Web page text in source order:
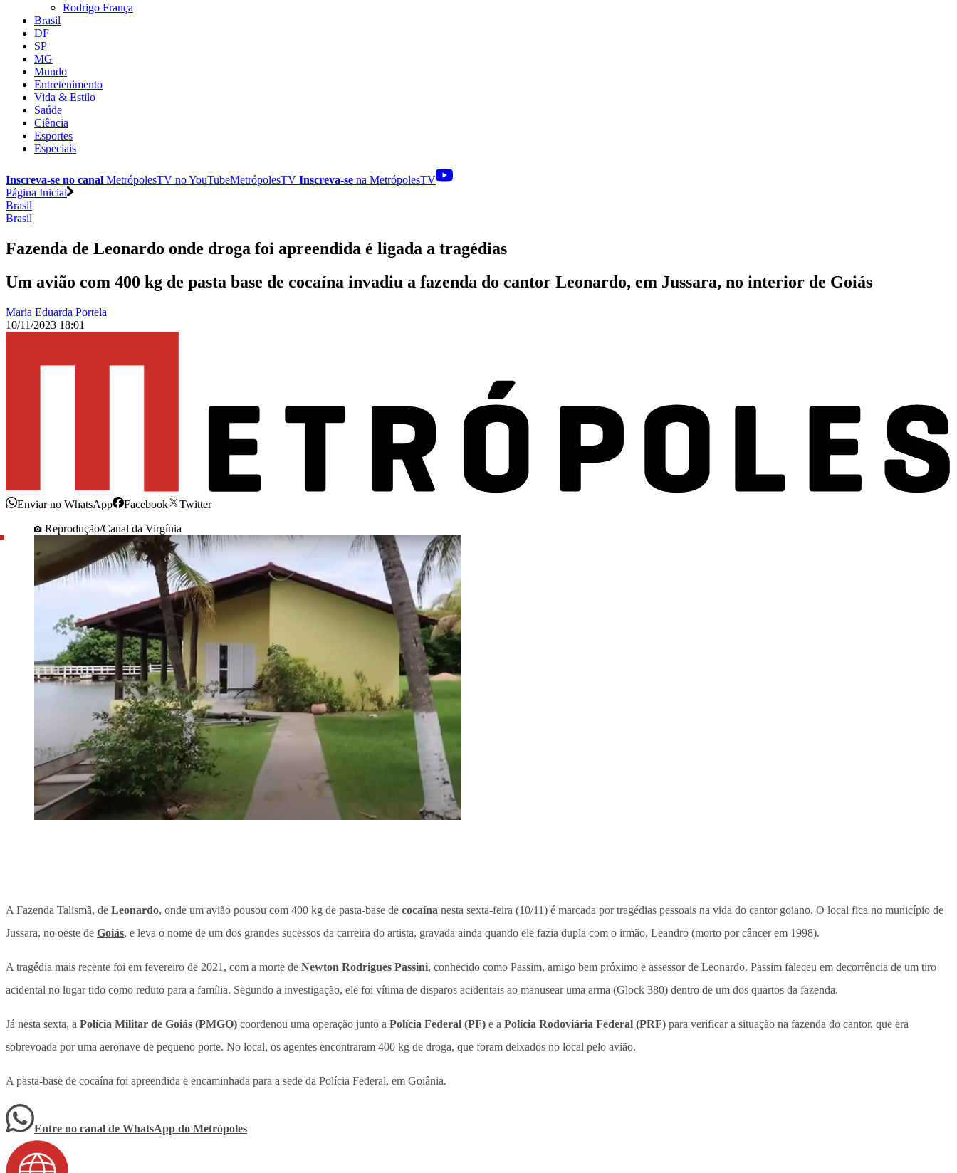
Rodrigo França
Brasil
DF
SP
MG
Mundo
Entretenimento
Vida & Estilo
Saúde
Ciência
Esportes
Especiais
Inscreva-se no canal MetrópolesTV noYouTubeMetrópolesTV Inscreva-se na MetrópolesTV
Página Inicial
Brasil
Brasil
Fazenda de Leonardo onde droga foi apreendida é ligada a tragédias
Um avião com 400 kg de pasta base de cocaína invadiu a fazenda do cantor Leonardo, em Jussara, no interior de Goiás
Maria Eduarda Portela
10/11/2023 18:01
Enviar no WhatsApp Facebook
Twitter
Reprodução/Canal da Virgínia
A Fazenda Talismã, de Leonardo, onde um avião pousou com 400 kg de pasta-base de cocaína nesta sexta-feira (10/11) é marcada por tragédias pessoais na vida do cantor goiano. O local fica no município de
Jussara, no oeste de Goiás, e leva o nome de um dos grandes sucessos da carreira do artista, gravada ainda quando ele fazia dupla com o irmão, Leandro (morto por câncer em 1998).
A tragédia mais recente foi em fevereiro de 2021, com a morte de Newton Rodrigues Passini, conhecido como Passim, amigo bem próximo e assessor de Leonardo. Passim faleceu em decorrência de um tiro
acidental no lugar tido como reduto para a família. Segundo a investigação, ele foi vítima de disparos acidentais ao manusear uma arma (Glock 380) dentro de um dos quartos da fazenda.
Já nesta sexta, a Polícia Militar de Goiás (PMGO) coordenou uma operação junto a Polícia Federal (PF) e a Polícia Rodoviária Federal (PRF) para verificar a situação na fazenda do cantor, que era
sobrevoada por uma aeronave de pequeno porte. No local, os agentes encontraram 400 kg de droga, que foram deixados no local pelo avião.
A pasta-base de cocaína foi apreendida e encaminhada para a sede da Polícia Federal, em Goiânia.
Entre no canal de WhatsApp do Metrópoles